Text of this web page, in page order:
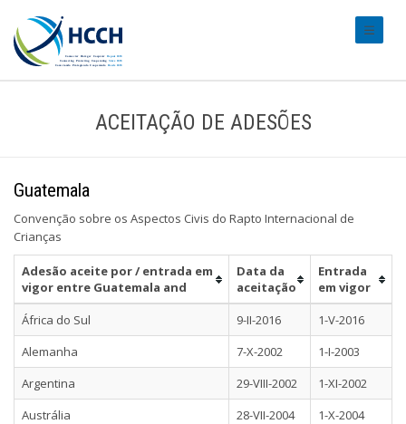
ACEITAÇÃO DE ADESÕES
Guatemala
Convenção sobre os Aspectos Civis do Rapto Internacional de
Crianças
Adesão aceite por / entrada em
vigor entre Guatemala and
Data da
aceitação
Entrada
em vigor
África do Sul
9-II-2016
1-V-2016
Alemanha
7-X-2002
1-I-2003
Argentina
29-VIII-2002
1-XI-2002
Austrália
28-VII-2004
1-X-2004